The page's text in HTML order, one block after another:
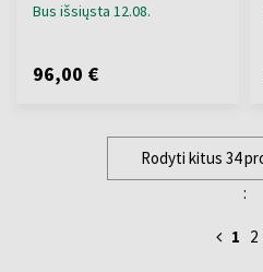
Bus išsiųsta 12.08.
96,00 €
Rodyti kitus 34
:
1 2